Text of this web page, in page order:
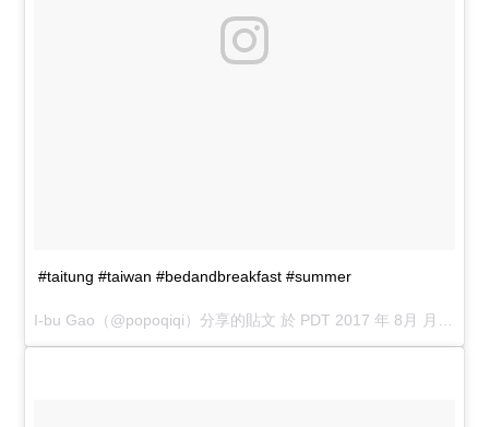
#taitung #taiwan #bedandbreakfast #summer
I-bu Gao （@popoqiqi）分享的貼文 於 PDT 2017 年 8月 月 29 日 10:26 下午